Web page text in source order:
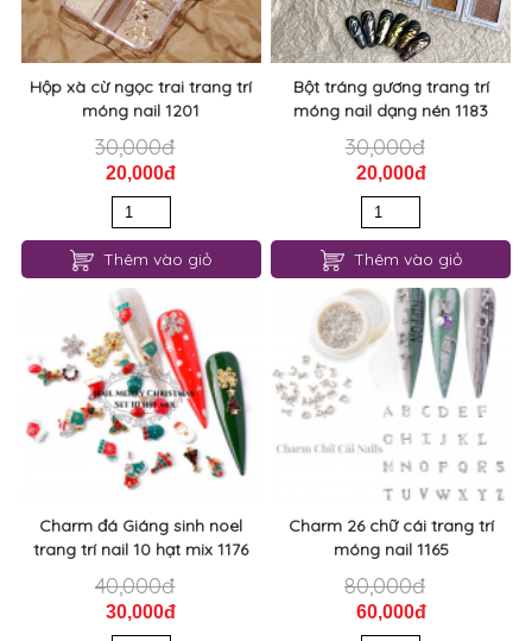
Hộp xà cừ ngọc trai trang trí
móng nail 1201
30,000đ
20,000đ
Thêm vào giỏ
Bột tráng gương trang trí
móng nail dạng nén 1183
30,000đ
20,000đ
Thêm vào giỏ
Charm đá Giáng sinh noel
trang trí nail 10 hạt mix 1176
40,000đ
30,000đ
Charm 26 chữ cái trang trí
móng nail 1165
80,000đ
60,000đ